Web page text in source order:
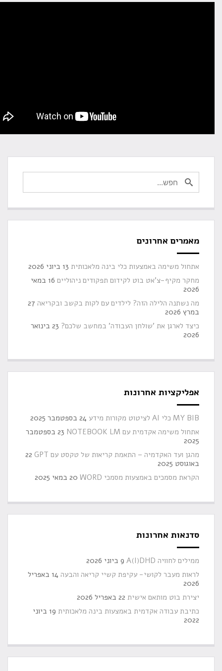
מאמרים אחרונים
אתחול משימה באמצעות כלי בינה מלאכותית 13 ביוני 2026
מחקר מקיף-צ'אט בוט לקידום תפקודים ניהוליים
16 במאי
מה נשתנה הלילה הזה? לילדים עם לקות בקשב ובקריאה 27
כיצד לארגן את 'שולחן העבודה' במחשב שלכם?
23 בינואר
אפליקציות אחרונות
MY BIB כלי AI לציטוט מקורות מידע
24 בספטמבר 2025
אתחול משימה אקדמית עם NOTEBOOK LM
23 בספטמבר
מהגן ועד האקדמיה – התאמת קריאות של טקסט עם GPT
22
באוגוסט 2025
הקראת מסמכים באמצעות מסמכי WORD
20 במאי 2025
סדנאות אחרונות
ממילים לחוויה A(I)DHD
9 ביוני 2026
לראות מעבר לקושי- עקיפת קשיי קריאה והבעה
14 באפריל
יצירת בוט מותאם אישית 22 באפריל 2026
כתיבת עבודה אקדמית באמצעות בינה מלאכותית
19 ביוני